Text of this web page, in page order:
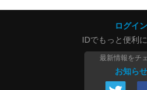
ログイン
IDでもっと便利に
最新情報をチ
お知らせ